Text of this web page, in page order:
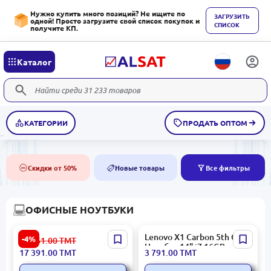
Нужно купить много позиций? Не ищите по
одной! Просто загрузите свой список покупок и
получите КП.
ЗАГРУЗИТЬ
СПИСОК
Каталог
КАТЕГОРИИ ПРОДАТЬ ОПТОМ
50% Скидки от 50% NEW Новые товары Все фильтры
ОФИСНЫЕ НОУТБУКИ
-4%
HP EliteBook 660 G11 Pike
Silver | Ноутбук 16"
18 261.00ТМТ
17 391.00ТМТ
Lenovo X1 Carbon 5th Gen |
Ноутбук 14" i7 16GB
256GB
3 791.00ТМТ